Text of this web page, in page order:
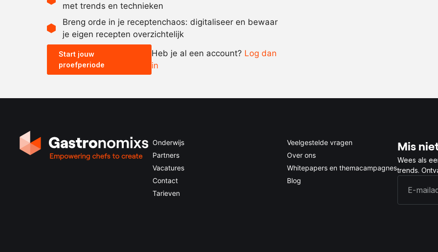
met trends en technieken
Breng orde in je receptenchaos: digitaliseer en bewaar
je eigen recepten overzichtelijk
Start jouw
proefperiode
Heb je al een account? Log dan
in
Onderwijs
Partners
Vacatures
Contact
Tarieven
Veelgestelde vragen
Over ons
Whitepapers en themacampagnes
Blog
Mis
Wees als
trends.